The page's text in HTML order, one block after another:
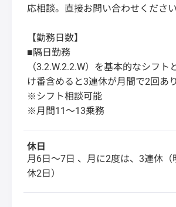
応相談。直接お問い合わせください
【勤務日数】
■隔日勤務
（3.2.W.2.2.W）を基本的なシフト
け番含めると3連休が月間で2回あり
※シフト相談可能
※月間11～13乗務
休日
月6日～7日 、月に2度は、3連休（
休2日）